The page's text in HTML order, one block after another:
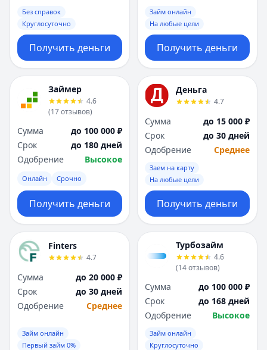
Без справок
Круглосуточно
Получить деньги
Займ онлайн
На любые цели
Получить деньги
Займер
4.6
(17отзывов)
Сумма
до 100 000 ₽
Срок
до 180 дней
Одобрение
Высокое
Онлайн Срочно
Получить деньги
Деньга
4.7
Сумма
до 15 000 ₽
Срок
до 30 дней
Одобрение
Среднее
Заем на карту
На любые цели
Получить деньги
Finters
4.7
Сумма
до 20 000 ₽
Срок
до 30 дней
Одобрение
Среднее
Займ онлайн
Первый займ 0%
Турбозайм
4.6
(14отзывов)
Сумма
до 100 000 ₽
Срок
до 168 дней
Одобрение
Высокое
Займ онлайн
Круглосуточно